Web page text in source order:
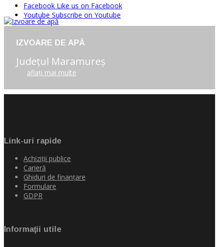
Facebook Like us on Facebook
Youtube Subscribe on Youtube
IZVOARE DE APĂ
Judeţul Maramureş
aflaţi mai multe
Link-uri rapide
Achiziţii publice
Carieră
Ghiduri de finanţare
Formulare
GDPR
Informaţii utile